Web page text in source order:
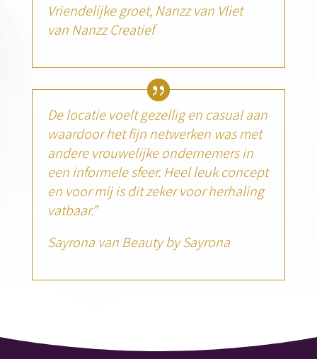
Vriendelijke groet, Nanzz van Vliet
van NanzzCreatief
De locatie voelt gezellig en casual aan
waardoor het fijn netwerken was met
andere vrouwelijke ondernemers in
een informele sfeer. Heel leuk concept
en voor mij is dit zeker voor herhaling
vatbaar.”
Sayrona van Beauty by Sayrona